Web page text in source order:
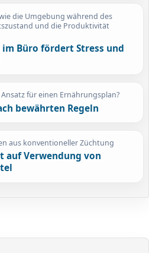
die Umgebung während des
und die Produktivität
Büro fördert Stress und
für einen Ernährungsplan?
bewährten Regeln
aus konventioneller Züchtung
auf Verwendung von